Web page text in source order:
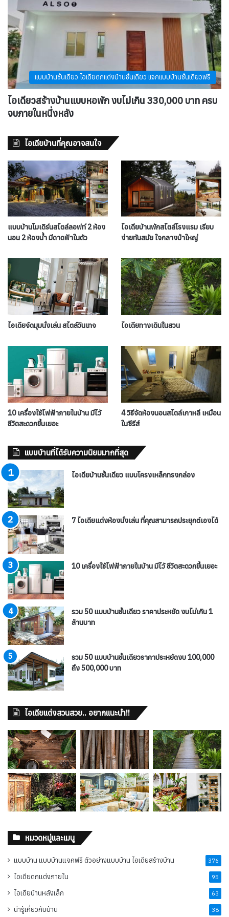
แบบบ้านชั้นเดียว ไอเดียตกแต่งบ้านชั้นเดียว แจกแบบบ้านชั้นเดียวฟรี
ไอเดียวสร้างบ้านแบบหอพัก งบไม่เกิน 330,000 บาท ครบ
จบภายในหนึ่งหลัง
ไอเดียบ้านที่คุณอาจสนใจ
แบบบ้านโมเดิร์นสไตล์ลอฟท์ 2 ห้อง
นอน 2 ห้องน้ำ มีดาดฟ้าในตัว
ไอเดียบ้านพักสไตล์โรงแรม เรียบ
ง่ายทันสมัย ใจกลางป่าใหญ่
ไอเดียจัดมุมนั่งเล่น สไตล์วินเทจ ไอเดียทางเดินในสวน
10 เครื่องใช้ไฟฟ้าภายในบ้าน มีไว้
ชีวิตสะดวกขึ้นเยอะ
4 วิธีจัดห้องนอนสไตล์เกาหลี เหมือน
ในซีรีส์
แบบบ้านที่ได้รับความนิยมมากที่สุด
ไอเดียบ้านชั้นเดียว แบบโครงเหล็กทรงกล่อง
7 ไอเดียแต่งห้องนั่งเล่น ที่คุณสามารถประยุกต์เองได้
10 เครื่องใช้ไฟฟ้าภายในบ้าน มีไว้ ชีวิตสะดวกขึ้นเยอะ
รวม 50 แบบบ้านชั้นเดียว ราคาประหยัด งบไม่เกิน 1
ล้านบาท
รวม 50 แบบบ้านชั้นเดียวราคาประหยัดงบ 100,000
ถึง 500,000 บาท
ไอเดียแต่งสวนสวย.. อยากแนะนำ!!
หมวดหมู่และเมนู
แบบบ้าน แบบบ้านแจกฟรี ตัวอย่างแบบบ้าน ไอเดียสร้างบ้าน 376
ไอเดียตกแต่งภายใน 95
ไอเดียบ้านหลังเล็ก 63
น่ารู้เกี่ยวกับบ้าน 38